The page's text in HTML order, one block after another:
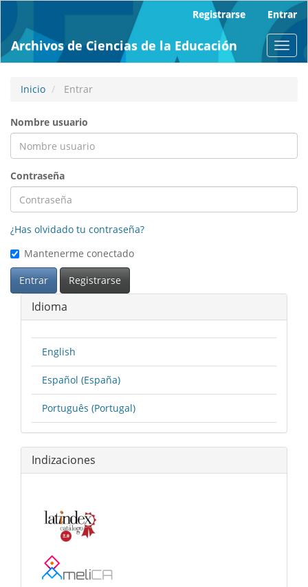
Contenido
principal
Barra
Registrarse Entrar
Archivos de Ciencias de la Educación
Inicio Entrar
Nombre usuario
Contraseña
¿Has olvidado tu contraseña?
Mantenerme conectado
Entrar Registrarse
Idioma
English
Español (España)
Português (Portugal)
Indizaciones